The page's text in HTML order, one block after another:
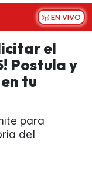
EN VIVO
el
Postula y
tu
para
del